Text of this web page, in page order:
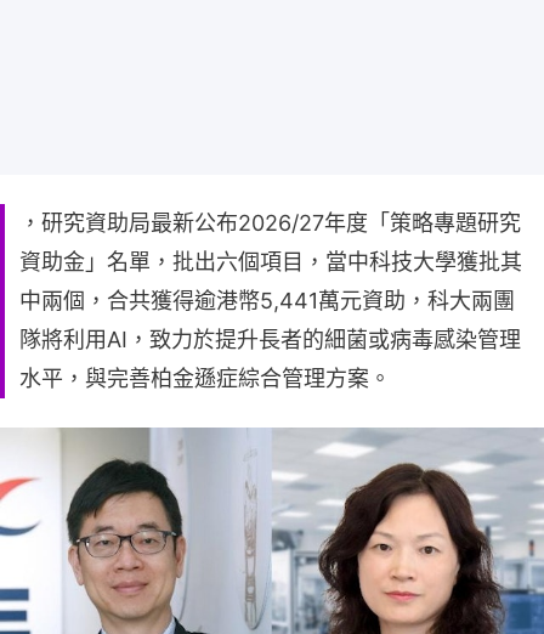
，研究資助局最新公布2026/27年度「策略專題研究
資助金」名單，批出六個項目，當中科技大學獲批其
中兩個，合共獲得逾港幣5,441萬元資助，科大兩團
隊將利用AI，致力於提升長者的細菌或病毒感染管理
水平，與完善柏金遜症綜合管理方案。